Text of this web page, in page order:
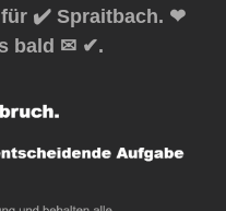
✔️ Spraitbach. ❤
bald ✉ ✔.